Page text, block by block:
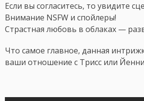
Если вы согласитесь, то увидите
Внимание NSFW и спойлеры!
Страстная любовь в облаках —
Что самое главное, данная
ваши отношение с Трисс или